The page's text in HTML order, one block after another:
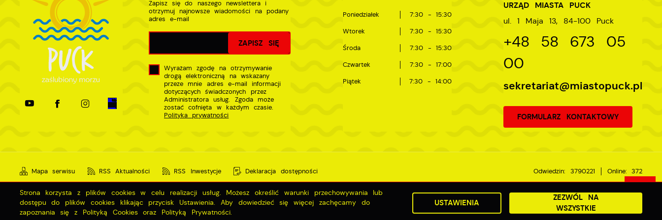
Zapisz się do naszego newslettera i
otrzymuj najnowsze wiadomości na podany
adres e-mail
Wyrażam zgodę na otrzymywanie
drogą elektroniczną na wskazany
przeze mnie adres e-mail informacji
dotyczących świadczonych przez
Administratora usług. Zgoda może
zostać cofnięta w każdym czasie.
Polityka prywatności
Poniedziałek 7:30 - 15:30
Wtorek 7:30 - 15:30
Środa 7:30 - 15:30
Czwartek 7:30 - 17:00
Piątek 7:30 - 14:00
URZĄD MIASTA PUCK
ul. 1 Maja 13, 84-100 Puck
+48 58 673 05
00
sekretariat@miastopuck.pl
FORMULARZ KONTAKTOWY
Mapa serwisu RSS Aktualności RSS Inwestycje Deklaracja dostępności Odwiedzin: 3790221 Online: 372
Copyright by miastopuck.pl Powered by 2ClickPortal®- Portale nowej generacji
DO GÓRY
Strona korzysta z plików cookies w celu realizacji usług. Możesz określić warunki przechowywania lub
dostępu do plików cookies klikając przycisk Ustawienia. Aby dowiedzieć się więcej zachęcamy do
zapoznania się z Polityką Cookies oraz Polityką Prywatności.
USTAWIENIA
ZEZWÓL NA
WSZYSTKIE